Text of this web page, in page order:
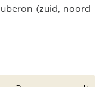
(zuid, noord